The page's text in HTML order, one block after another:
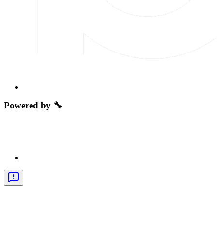
Powered by 🔧